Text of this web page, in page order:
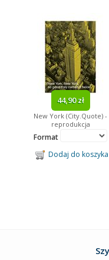
44,90 zł
New York (City.Quote) -
reprodukcja
Format
Dodaj do koszyka